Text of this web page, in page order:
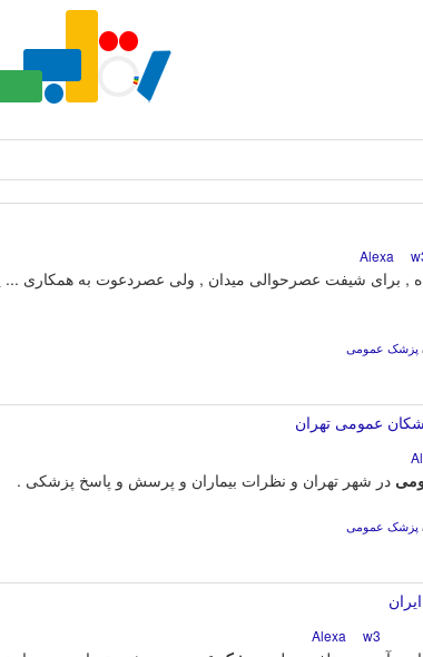
, برای شیفت عصرحوالی میدان , ولی عصردعوت به همکاری
پزشک عمومی
عمومی تهران
در شهر تهران و نظرات بیماران و پرسش و پاسخ پزشکی .
پزشک عمومی
w3